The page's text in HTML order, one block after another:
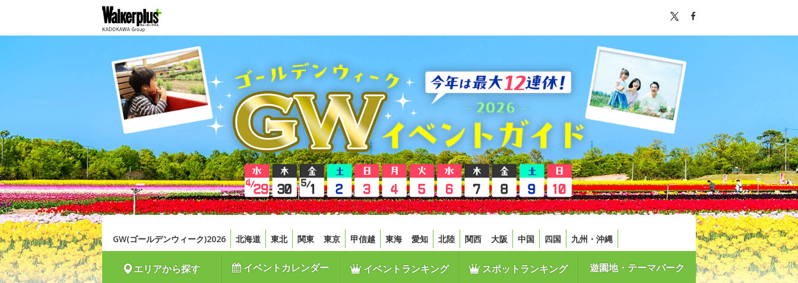
GW(ゴールデンウィーク)2026 北海道 東北 関東 東京 甲信越 東海 愛知 北陸 関西 大阪 中国 四国 九州・沖縄
エリアから探す イベントカレンダー イベントランキング スポットランキング 遊園地・テーマパーク